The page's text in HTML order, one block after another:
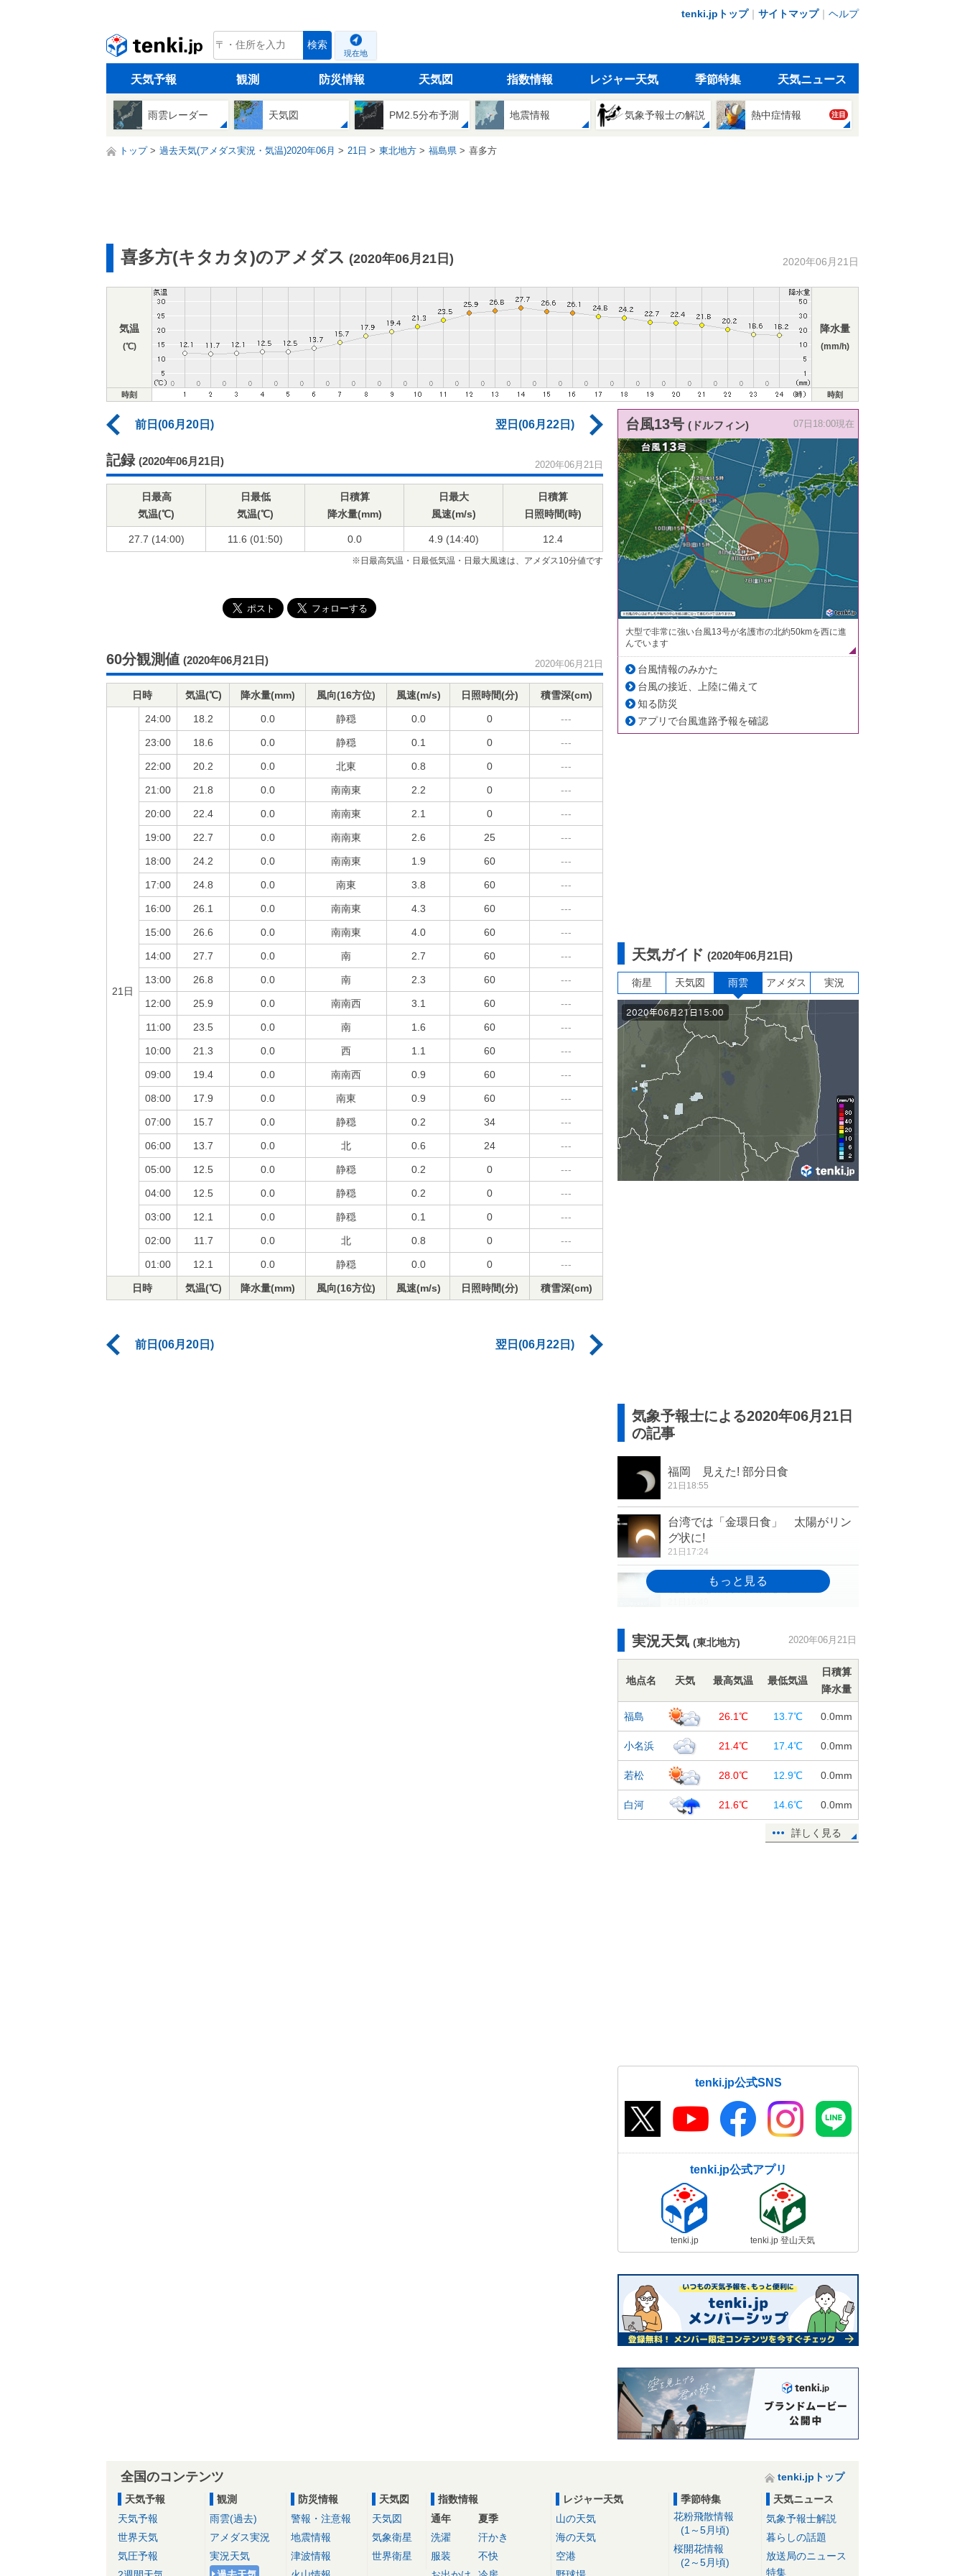
tenki.jpトップ｜ サイトマップ｜ ヘルプ
tenki.jp 検索
現在地
天気予報 観測 防災情報 天気図 指数情報 レジャー天気 季節特集 天気ニュース
雨雲レーダー 天気図 PM2.5分布予測 地震情報 気象予報士の解説 熱中症情報 注目
トップ 過去天気(アメダス実況・気温)2020年06月 21日 東北地方 福島県 喜多方
喜多方(キタカタ)のアメダス (2020年06月21日) 2020年06月21日
気温
(℃)
降水量
(mm/h)
時刻 時刻
前日(06月20日) 翌日(06月22日)
記録 (2020年06月21日) 2020年06月21日
日最高
気温(℃)
日最低
気温(℃)
日積算
降水量(mm)
日最大
風速(m/s)
日積算
日照時間(時)
27.7 (14:00) 11.6 (01:50) 0.0 4.9 (14:40) 12.4
※日最高気温・日最低気温・日最大風速は、アメダス10分値です
60分観測値 (2020年06月21日) 2020年06月21日
日時 気温(℃) 降水量(mm) 風向(16方位) 風速(m/s) 日照時間(分) 積雪深(cm)
21日
24:00 18.2 0.0 静穏 0.0 0 ---
23:00 18.6 0.0 静穏 0.1 0 ---
22:00 20.2 0.0 北東 0.8 0 ---
21:00 21.8 0.0 南南東 2.2 0 ---
20:00 22.4 0.0 南南東 2.1 0 ---
19:00 22.7 0.0 南南東 2.6 25 ---
18:00 24.2 0.0 南南東 1.9 60 ---
17:00 24.8 0.0 南東 3.8 60 ---
16:00 26.1 0.0 南南東 4.3 60 ---
15:00 26.6 0.0 南南東 4.0 60 ---
14:00 27.7 0.0 南 2.7 60 ---
13:00 26.8 0.0 南 2.3 60 ---
12:00 25.9 0.0 南南西 3.1 60 ---
11:00 23.5 0.0 南 1.6 60 ---
10:00 21.3 0.0 西 1.1 60 ---
09:00 19.4 0.0 南南西 0.9 60 ---
08:00 17.9 0.0 南東 0.9 60 ---
07:00 15.7 0.0 静穏 0.2 34 ---
06:00 13.7 0.0 北 0.6 24 ---
05:00 12.5 0.0 静穏 0.2 0 ---
04:00 12.5 0.0 静穏 0.2 0 ---
03:00 12.1 0.0 静穏 0.1 0 ---
02:00 11.7 0.0 北 0.8 0 ---
01:00 12.1 0.0 静穏 0.0 0 ---
日時 気温(℃) 降水量(mm) 風向(16方位) 風速(m/s) 日照時間(分) 積雪深(cm)
前日(06月20日) 翌日(06月22日)
台風13号 (ドルフィン) 07日18:00現在
大型で非常に強い台風13号が名護市の北約50kmを西に進
んでいます
台風情報のみかた
台風の接近、上陸に備えて
知る防災
アプリで台風進路予報を確認
天気ガイド (2020年06月21日)
衛星 天気図 雨雲 アメダス 実況
気象予報士による2020年06月21日
の記事
福岡 見えた! 部分日食
21日18:55
台湾では「金環日食」 太陽がリン
グ状に!
21日17:24
札幌でも部分日食始まる
まもなく「部分日食」 16時頃から
週間 木～金曜は大雨の恐れ 週末
は猛暑か
21日14:50
浅間山で火山性地震が増加 噴火警
戒レベル1が継続
21日12:30
21日 夏至 全国多くの所で部分日
実況天気 (東北地方) 2020年06月21日
地点名 天気 最高気温 最低気温
日積算
降水量
福島 26.1℃ 13.7℃ 0.0mm
小名浜 21.4℃ 17.4℃ 0.0mm
若松 28.0℃ 12.9℃ 0.0mm
白河 21.6℃ 14.6℃ 0.0mm
詳しく見る
tenki.jp公式SNS
tenki.jp公式アプリ
tenki.jp tenki.jp 登山天気
全国のコンテンツ
tenki.jpトップ
天気予報
天気予報
世界天気
気圧予報
観測
雨雲(過去)
アメダス実況
実況天気
防災情報
警報・注意報
地震情報
津波情報
天気図
天気図
気象衛星
世界衛星
指数情報
通年
洗濯
服装
夏季
汗かき
不快
レジャー天気
山の天気
海の天気
空港
季節特集
花粉飛散情報
(1～5月頃)
桜開花情報
(2～5月頃)
天気ニュース
気象予報士解説
暮らしの話題
放送局のニュース
特集